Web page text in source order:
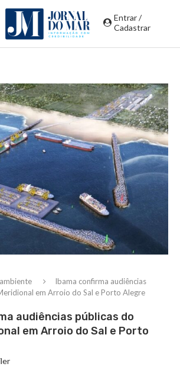
Entrar /
Cadastrar
Ibama confirma audiências
em Arroio do Sal e Porto Alegre
audiências públicas do
em Arroio do Sal e Porto